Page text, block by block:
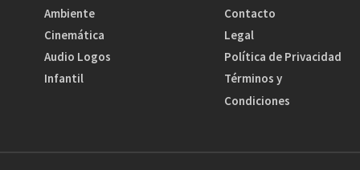
Ambiente
Cinemática
Audio Logos
Infantil
Contacto
Legal
Política de Privacidad
Términos y
Condiciones